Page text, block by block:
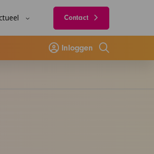
Contact
Inloggen
Zoeken